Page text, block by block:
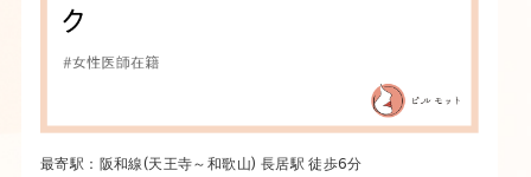
最寄駅：阪和線(天王寺～和歌山) 長居駅 徒歩6分